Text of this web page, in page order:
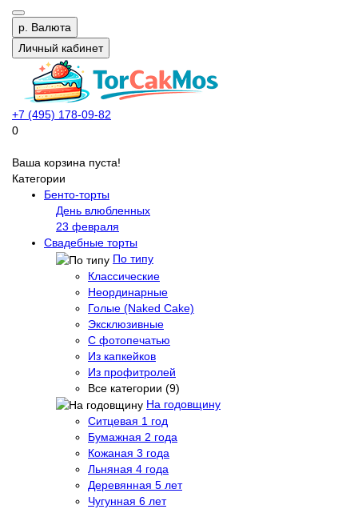
р. Валюта
Личный кабинет
+7 (495) 178-09-82
0
Ваша корзина пуста!
Категории
Бенто-торты
День влюбленных
23 февраля
Свадебные торты
По типу
Классические
Неординарные
Голые (Naked Cake)
Эксклюзивные
С фотопечатью
Из капкейков
Из профитролей
Все категории (9)
На годовщину
Ситцевая 1 год
Бумажная 2 года
Кожаная 3 года
Льняная 4 года
Деревянная 5 лет
Чугунная 6 лет